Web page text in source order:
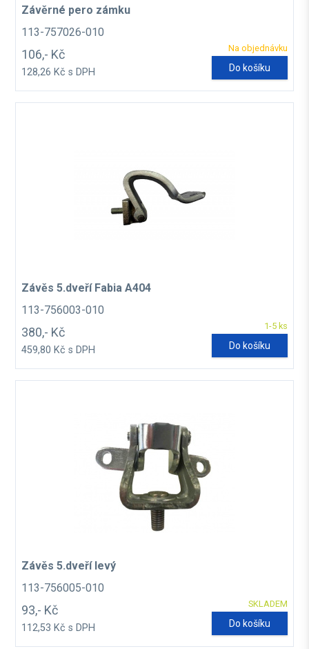
Závěrné pero zámku
113-757026-010
Na objednávku
106,- Kč
128,26 Kč s DPH Do košíku
Závěs 5.dveří Fabia A404
113-756003-010
1-5 ks
380,- Kč
459,80 Kč s DPH Do košíku
Závěs 5.dveří levý
113-756005-010
SKLADEM
93,- Kč
112,53 Kč s DPH Do košíku